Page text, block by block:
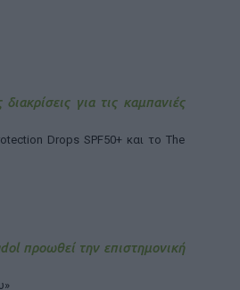
για τις καμπανιές
Drops SPF50+ και το The
προωθεί την επιστημονική